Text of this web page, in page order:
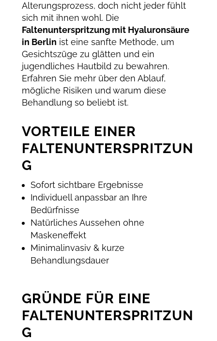
Alterungsprozess, doch nicht jeder fühlt
sich mit ihnen wohl. Die
Faltenunterspritzung mit Hyaluronsäure
in Berlin ist eine sanfte Methode, um
Gesichtszüge zu glätten und ein
jugendliches Hautbild zu bewahren.
Erfahren Sie mehr über den Ablauf,
mögliche Risiken und warum diese
Behandlung so beliebt ist.
VORTEILE EINER
FALTENUNTERSPRITZUN
G
Sofort sichtbare Ergebnisse
Individuell anpassbar an Ihre
Bedürfnisse
Natürliches Aussehen ohne
Maskeneffekt
Minimalinvasiv & kurze
Behandlungsdauer
GRÜNDE FÜR EINE
FALTENUNTERSPRITZUN
G